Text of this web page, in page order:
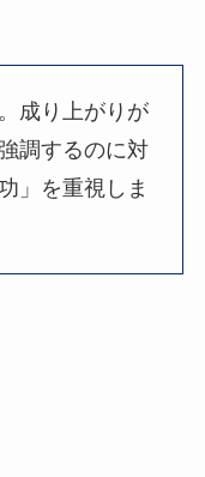
成り上がりが
調するのに対
」を重視しま